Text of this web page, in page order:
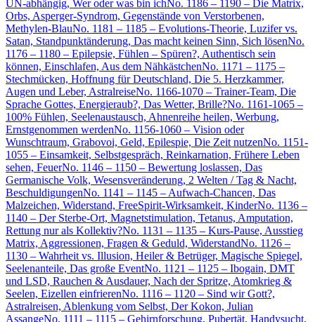
UN-abhängig, Wer oder was bin ichNo. 1186 – 1190 – Die Matrix,
Orbs, Asperger-Syndrom, Gegenstände von Verstorbenen,
Methylen-BlauNo. 1181 – 1185 – Evolutions-Theorie, Luzifer vs.
Satan, Standpunktänderung, Das macht keinen Sinn, Sich lösenNo.
1176 – 1180 – Epilepsie, Fühlen – Spüren?, Authentisch sein
können, Einschlafen, Aus dem NähkästchenNo. 1171 – 1175 –
Stechmücken, Hoffnung für Deutschland, Die 5. Herzkammer,
Augen und Leber, AstralreiseNo. 1166-1070 – Trainer-Team, Die
Sprache Gottes, Energieraub?, Das Wetter, Brille?No. 1161-1065 –
100% Fühlen, Seelenaustausch, Ahnenreihe heilen, Werbung,
Ernstgenommen werdenNo. 1156-1060 – Vision oder
Wunschtraum, Grabovoi, Geld, Epilespie, Die Zeit nutzenNo. 1151-
1055 – Einsamkeit, Selbstgespräch, Reinkarnation, Frühere Leben
sehen, FeuerNo. 1146 – 1150 – Bewertung loslassen, Das
Germanische Volk, Wesensveränderung, 2 Welten / Tag & Nacht,
BeschuldigungenNo. 1141 – 1145 – Aufwach-Chancen, Das
Malzeichen, Widerstand, FreeSpirit-Wirksamkeit, KinderNo. 1136 –
1140 – Der Sterbe-Ort, Magnetstimulation, Tetanus, Amputation,
Rettung nur als Kollektiv?No. 1131 – 1135 – Kurs-Pause, Ausstieg
Matrix, Aggressionen, Fragen & Geduld, WiderstandNo. 1126 –
1130 – Wahrheit vs. Illusion, Heiler & Betrüger, Magische Spiegel,
Seelenanteile, Das große EventNo. 1121 – 1125 – Ibogain, DMT
und LSD, Rauchen & Ausdauer, Nach der Spritze, Atomkrieg &
Seelen, Eizellen einfrierenNo. 1116 – 1120 – Sind wir Gott?,
Astralreisen, Ablenkung vom Selbst, Der Kokon, Julian
AssangeNo. 1111 – 1115 – Gehirnforschung, Pubertät, Handysucht,